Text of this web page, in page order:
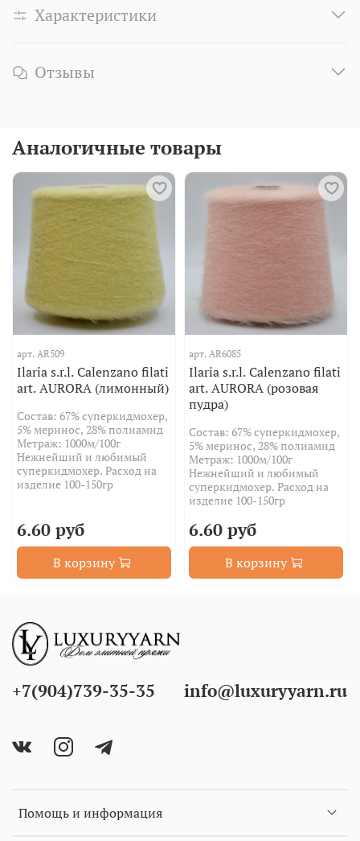
Характеристики
Отзывы
Аналогичные товары
арт. AR509
Ilaria s.r.l. Calenzano filati
art. AURORA (лимонный)
Состав: 67% суперкидмохер,
5% меринос, 28% полиамид
Метраж: 1000м/100г
Нежнейший и любимый
суперкидмохер. Расход на
изделие 100-150гр
6.60 руб
В корзину
арт. AR6085
Ilaria s.r.l. Calenzano filati
art. AURORA (розовая
пудра)
Состав: 67% суперкидмохер,
5% меринос, 28% полиамид
Метраж: 1000м/100г
Нежнейший и любимый
суперкидмохер. Расход на
изделие 100-150гр
6.60 руб
В корзину
Помощь и информация
+7(904)739-35-35 info@luxuryyarn.ru